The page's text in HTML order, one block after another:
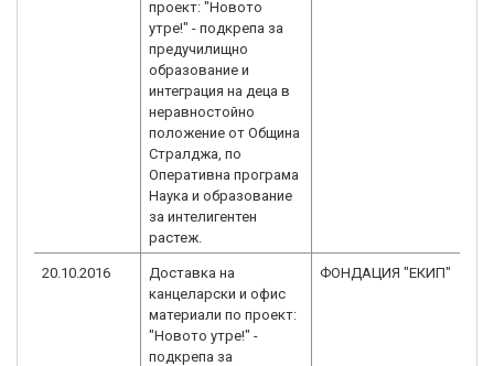
проект: "Новото
утре!" - подкрепа за
предучилищно
образование и
интеграция на деца в
неравностойно
положение от Община
Стралджа, по
Оперативна програма
Наука и образование
за интелигентен
растеж.
20.10.2016
Доставка на
канцеларски и офис
материали по проект:
"Новото утре!" -
подкрепа за
ФОНДАЦИЯ "ЕКИП"